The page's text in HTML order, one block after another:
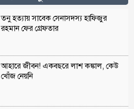
তনু হত্যায় সাবেক সেনাসদস্য হাফিজুর
রহমান ফের গ্রেফতার
আহারে জীবন! একবছরে লাশ কঙ্কাল, কেউ
খোঁজ নেয়নি